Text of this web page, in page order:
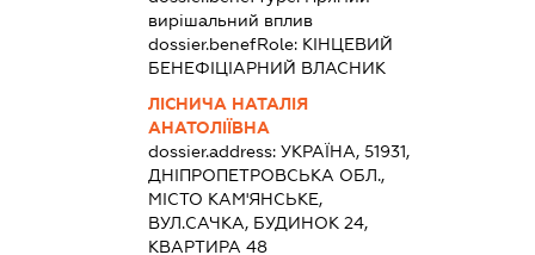
вирішальний вплив
dossier.benefRole: КІНЦЕВИЙ
БЕНЕФІЦІАРНИЙ ВЛАСНИК
ЛІСНИЧА НАТАЛІЯ
АНАТОЛІЇВНА
dossier.address:УКРАЇНА, 51931,
ДНІПРОПЕТРОВСЬКА ОБЛ.,
МІСТО КАМ'ЯНСЬКЕ,
ВУЛ.САЧКА, БУДИНОК 24,
КВАРТИРА 48